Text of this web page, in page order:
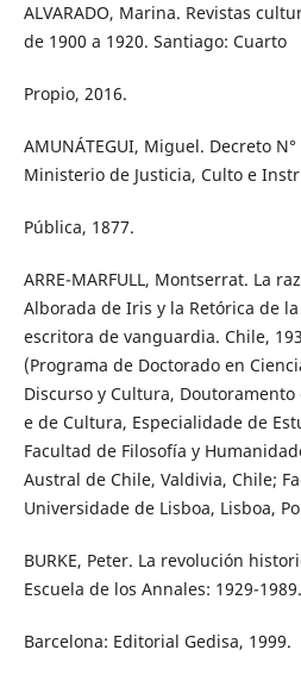
ALVARADO, Marina. Revistas
de 1900 a 1920. Santiago: Cuarto
Propio, 2016.
AMUNÁTEGUI, Miguel. Decreto
Ministerio de Justicia, Culto e
Pública, 1877.
ARRE-MARFULL, Montserrat. La
Alborada de Iris y la Retórica de
escritora de vanguardia. Chile,
(Programa de Doctorado en
Discurso y Cultura,
e de Cultura, Especialidade de
Facultad de Filosofía y
Austral de Chile, Valdivia, Chile;
Universidade de Lisboa, Lisboa,
BURKE, Peter. La revolución
Escuela de los Annales: 1929-1989.
Barcelona: Editorial Gedisa, 1999.